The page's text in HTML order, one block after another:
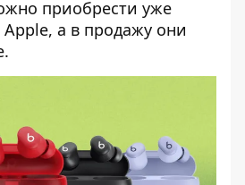
приобрести уже
Apple, а в продажу они